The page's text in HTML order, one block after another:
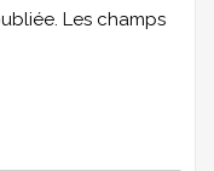
Les champs